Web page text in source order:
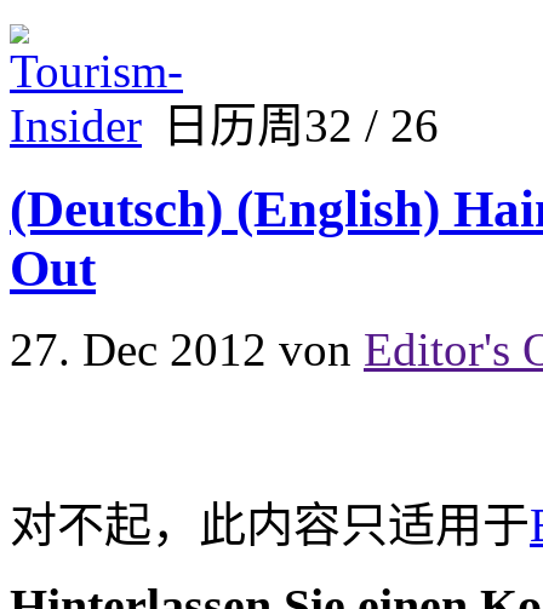
日历周32 / 26
(Deutsch) (English)
Out
27. Dec 2012 von Editor's
对不起，此内容只适用于